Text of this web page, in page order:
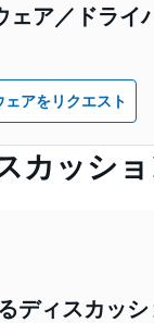
ェア／ドライ
ェアをリクエスト
カッシ
ディスカッ